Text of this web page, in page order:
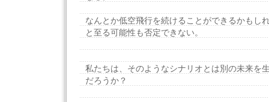
なんとか低空飛行を続けることができるかもし
と至る可能性も否定できない。
私たちは、そのようなシナリオとは別の未来を
だろうか？